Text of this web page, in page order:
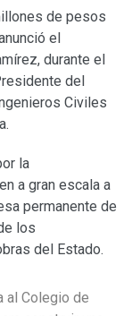
de pesos
el
durante el
del
Civiles
la
a gran escala a
permanente de
los
del Estado.
al Colegio de